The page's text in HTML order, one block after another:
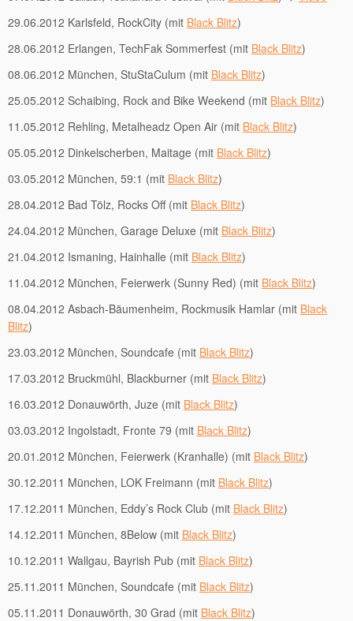
29.06.2012 Karlsfeld, RockCity (mit Black Blitz)
28.06.2012 Erlangen, TechFak Sommerfest (mit Black Blitz)
08.06.2012 München, StuStaCulum (mit Black Blitz)
25.05.2012 Schaibing, Rock and Bike Weekend (mit Black Blitz)
11.05.2012 Rehling, Metalheadz Open Air (mit Black Blitz)
05.05.2012 Dinkelscherben, Maitage (mit Black Blitz)
03.05.2012 München, 59:1 (mit Black Blitz)
28.04.2012 Bad Tölz, Rocks Off (mit Black Blitz)
24.04.2012 München, Garage Deluxe (mit Black Blitz)
21.04.2012 Ismaning, Hainhalle (mit Black Blitz)
11.04.2012 München, Feierwerk (Sunny Red) (mit Black Blitz)
08.04.2012 Asbach-Bäumenheim, Rockmusik Hamlar (mit Black
Blitz)
23.03.2012 München, Soundcafe (mit Black Blitz)
17.03.2012 Bruckmühl, Blackburner (mit Black Blitz)
16.03.2012 Donauwörth, Juze (mit Black Blitz)
03.03.2012 Ingolstadt, Fronte 79 (mit Black Blitz)
20.01.2012 München, Feierwerk (Kranhalle) (mit Black Blitz)
30.12.2011 München, LOK Freimann (mit Black Blitz)
17.12.2011 München, Eddy’s Rock Club (mit Black Blitz)
14.12.2011 München, 8Below (mit Black Blitz)
10.12.2011 Wallgau, Bayrish Pub (mit Black Blitz)
25.11.2011 München, Soundcafe (mit Black Blitz)
05.11.2011 Donauwörth, 30 Grad (mit Black Blitz)